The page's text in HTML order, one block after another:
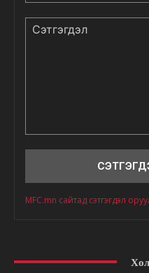
MFC.mn сайтад сэтгэгдэл